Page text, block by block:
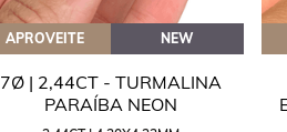
APROVEITE NEW
7Ø | 2,44CT - TURMALINA
PARAÍBA NEON